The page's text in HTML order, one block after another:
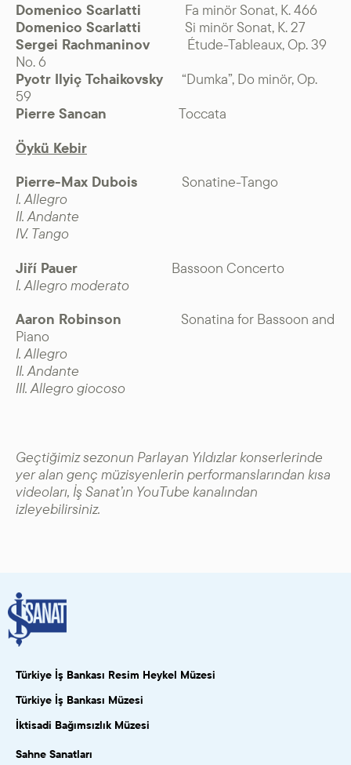
Domenico Scarlatti Fa minör Sonat, K. 466
Domenico Scarlatti Si minör Sonat, K. 27
Sergei Rachmaninov Étude-Tableaux, Op. 39
No. 6
Pyotr Ilyiç Tchaikovsky “Dumka”, Do minör, Op.
59
Pierre Sancan Toccata
Öykü Kebir
Pierre-Max Dubois Sonatine-Tango
I. Allegro
II. Andante
IV. Tango
Jiří Pauer Bassoon Concerto
I. Allegro moderato
Aaron Robinson Sonatina for Bassoon and
Piano
I. Allegro
II. Andante
III. Allegro giocoso
Geçtiğimiz sezonun Parlayan Yıldızlar konserlerinde
yer alan genç müzisyenlerin performanslarından kısa
videoları, İş Sanat’ın YouTube kanalından
izleyebilirsiniz.
Türkiye İş Bankası Resim Heykel Müzesi
Türkiye İş Bankası Müzesi
İktisadi Bağımsızlık Müzesi
Sahne Sanatları